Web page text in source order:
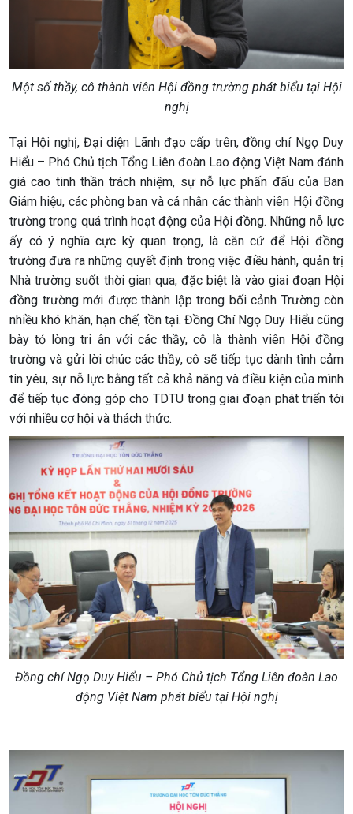
Một số thầy, cô thành viên Hội đồng trường phát biểu tại Hội
nghị
Tại Hội nghị, Đại diện Lãnh đạo cấp trên, đồng chí Ngọ Duy
Hiểu – Phó Chủ tịch Tổng Liên đoàn Lao động Việt Nam đánh
giá cao tinh thần trách nhiệm, sự nỗ lực phấn đấu của Ban
Giám hiệu, các phòng ban và cá nhân các thành viên Hội đồng
trường trong quá trình hoạt động của Hội đồng. Những nỗ lực
ấy có ý nghĩa cực kỳ quan trọng, là căn cứ để Hội đồng
trường đưa ra những quyết định trong việc điều hành, quản trị
Nhà trường suốt thời gian qua, đặc biệt là vào giai đoạn Hội
đồng trường mới được thành lập trong bối cảnh Trường còn
nhiều khó khăn, hạn chế, tồn tại. Đồng Chí Ngọ Duy Hiểu cũng
bày tỏ lòng tri ân với các thầy, cô là thành viên Hội đồng
trường và gửi lời chúc các thầy, cô sẽ tiếp tục dành tình cảm
tin yêu, sự nỗ lực bằng tất cả khả năng và điều kiện của mình
để tiếp tục đóng góp cho TDTU trong giai đoạn phát triển tới
với nhiều cơ hội và thách thức.
Đồng chí Ngọ Duy Hiểu – Phó Chủ tịch Tổng Liên đoàn Lao
động Việt Nam phát biểu tại Hội nghị